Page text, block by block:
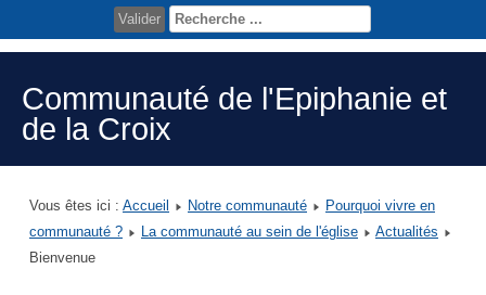
Communauté de l'Epiphanie et
de la Croix
Valider
Vous êtes ici : Accueil Notre communauté
Pourquoi vivre en
communauté ?
La communauté au sein de l'église
Actualités
Bienvenue